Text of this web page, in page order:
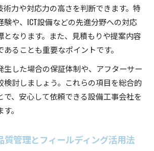
術力や対応力の高さを判断できます。特
験や、ICT設備などの先進分野への対応
となります。また、見積もりや提案内容
ることも重要なポイントです。
生した場合の保証体制や、アフターサー
検討しましょう。これらの項目を総合的
で、安心して依頼できる設備工事会社を
。
質管理とフィールディング活用法